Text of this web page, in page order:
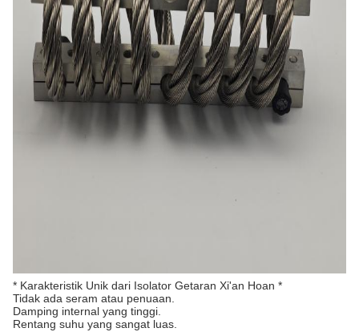
* Karakteristik Unik dari Isolator Getaran Xi'an Hoan *
Tidak ada seram atau penuaan.
Damping internal yang tinggi.
Rentang suhu yang sangat luas.